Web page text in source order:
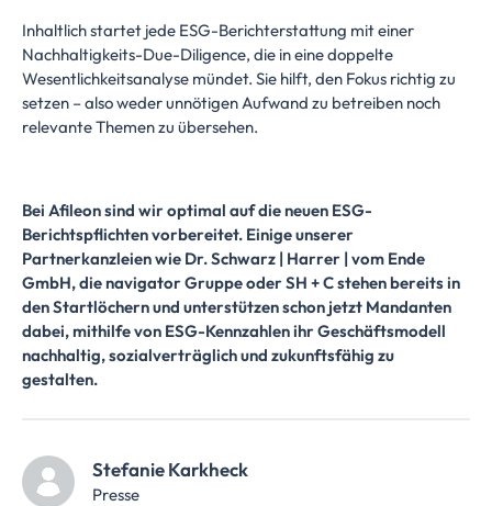
Inhaltlich startet jede ESG-Berichterstattung mit einer
Nachhaltigkeits-Due-Diligence, die in eine doppelte
Wesentlichkeitsanalyse mündet. Sie hilft, den Fokus richtig zu
setzen – also weder unnötigen Aufwand zu betreiben noch
relevante Themen zu übersehen.
Bei Afileon sind wir optimal auf die neuen ESG-
Berichtspflichten vorbereitet. Einige unserer
Partnerkanzleien wie Dr. Schwarz | Harrer | vom Ende
GmbH, die navigator Gruppe oder SH + C stehen bereits in
den Startlöchern und unterstützen schon jetzt Mandanten
dabei, mithilfe von ESG-Kennzahlen ihr Geschäftsmodell
nachhaltig, sozialverträglich und zukunftsfähig zu
gestalten.
Stefanie Karkheck
Presse